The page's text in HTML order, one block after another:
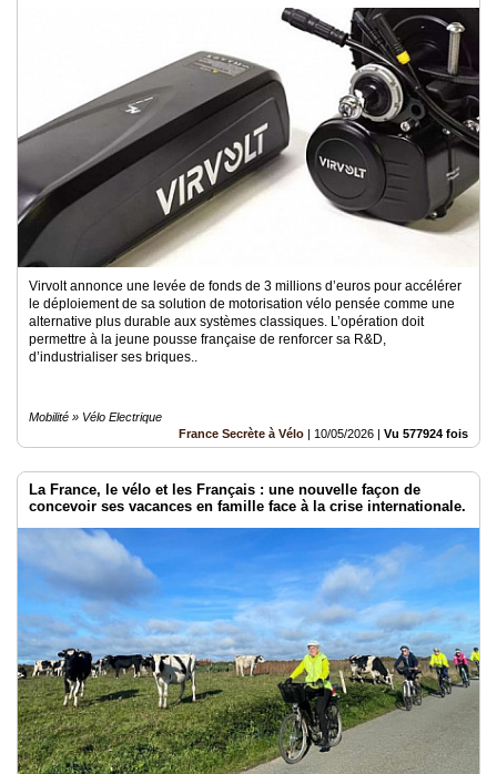
Virvolt annonce une levée de fonds de 3 millions d’euros pour accélérer
le déploiement de sa solution de motorisation vélo pensée comme une
alternative plus durable aux systèmes classiques. L’opération doit
permettre à la jeune pousse française de renforcer sa R&D,
d’industrialiser ses briques..
Mobilité » Vélo Electrique
France Secrète à Vélo | 10/05/2026 | Vu 577924 fois
La France, le vélo et les Français : une nouvelle façon de
concevoir ses vacances en famille face à la crise internationale.